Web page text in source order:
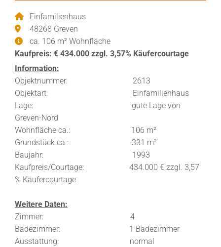
Einfamilienhaus
48268 Greven
ca. 106 m² Wohnfläche
Kaufpreis: € 434.000 zzgl. 3,57% Käufercourtage
Information:
Objektnummer: 2613
Objektart: Einfamilienhaus
Lage: gute Lage von
Greven-Nord
Wohnfläche ca.: 106 m²
Grundstück ca.: 331 m²
Baujahr: 1993
Kaufpreis/Courtage: 434.000 € zzgl. 3,57
% Käufercourtage
Weitere Daten:
Zimmer: 4
Badezimmer: 1 Badezimmer
Ausstattung: normal